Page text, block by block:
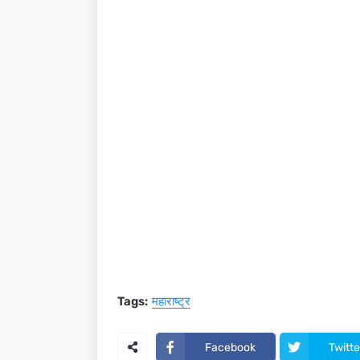
Tags: महाराष्ट्र
Facebook